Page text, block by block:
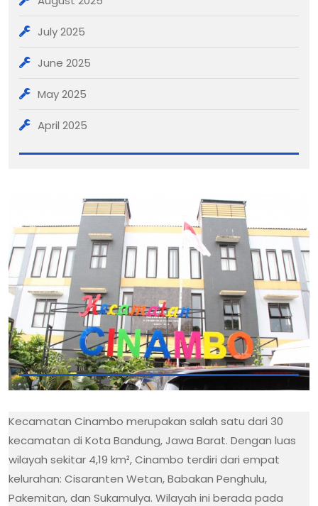
July 2025
June 2025
May 2025
April 2025
Kecamatan Cinambo merupakan salah satu dari 30
kecamatan di Kota Bandung, Jawa Barat. Dengan luas
wilayah sekitar 4,19 km², Cinambo terdiri dari empat
kelurahan: Cisaranten Wetan, Babakan Penghulu,
Pakemitan, dan Sukamulya. Wilayah ini berada pada